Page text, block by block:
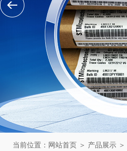
当前位置： 网站首页 ＞ 产品展示 ＞